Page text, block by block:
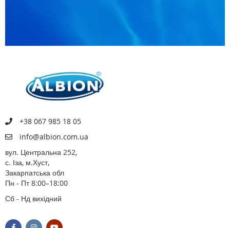
+38 067 985 18 05
info@albion.com.ua
вул. Центральна 252,
с. Іза, м.Хуст,
Закарпатська обл
Пн - Пт 8:00–18:00
Сб - Нд вихідний